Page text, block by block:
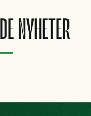
NYHETER